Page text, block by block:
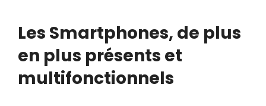
Les Smartphones, de plus
en plus présents et
multifonctionnels